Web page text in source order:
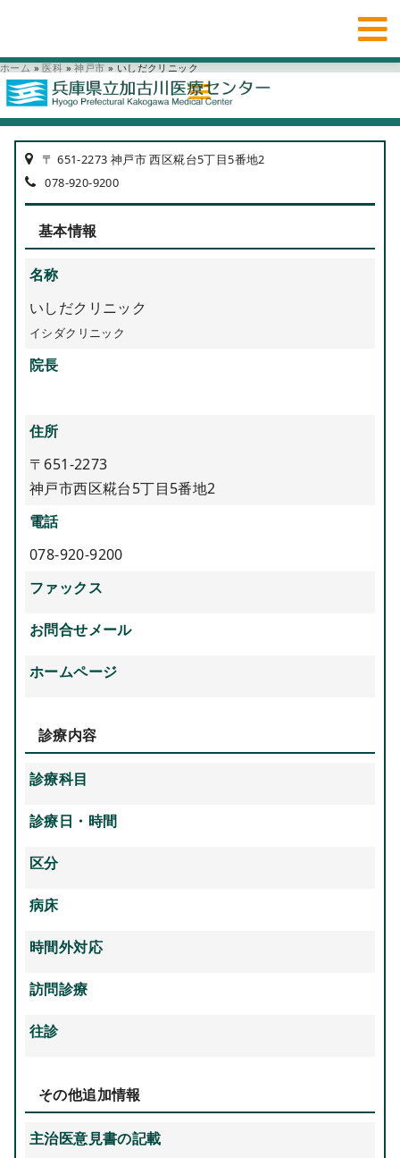
ホーム » 医科 » 神戸市 » いしだクリニック
〒 651-2273 神戸市 西区糀台5丁目5番地2
078-920-9200
基本情報
名称
いしだクリニック
イシダクリニック
院長
住所
〒651-2273
神戸市西区糀台5丁目5番地2
電話
078-920-9200
ファックス
お問合せメール
ホームページ
診療内容
診療科目
診療日・時間
区分
病床
時間外対応
訪問診療
往診
その他追加情報
主治医意見書の記載